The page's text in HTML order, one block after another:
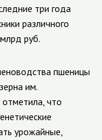
три года
различного
руб.
пшеницы
им.
что
урожайные,